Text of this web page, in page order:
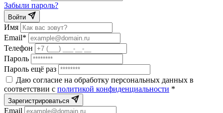
Забыли пароль?
Войти
Имя
Email*
Телефон
Пароль
Пароль ещё раз
Даю согласие на обработку персональных данных в
соответствии с политикой конфиденциальности *
Зарегистрироваться
Email